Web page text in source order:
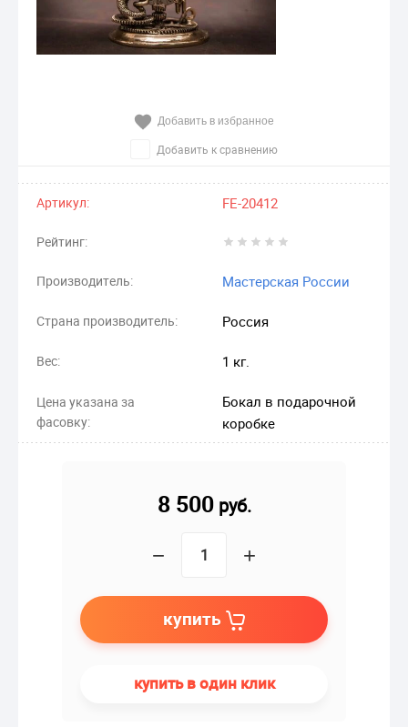
Добавить в избранное
Добавить к сравнению
Артикул: FE-20412
Рейтинг:
Производитель: Мастерская России
Страна производитель: Россия
Вес: 1 кг.
Цена указана за
фасовку:
Бокал в подарочной
коробке
8 500руб.
− +
купить
купить в один клик